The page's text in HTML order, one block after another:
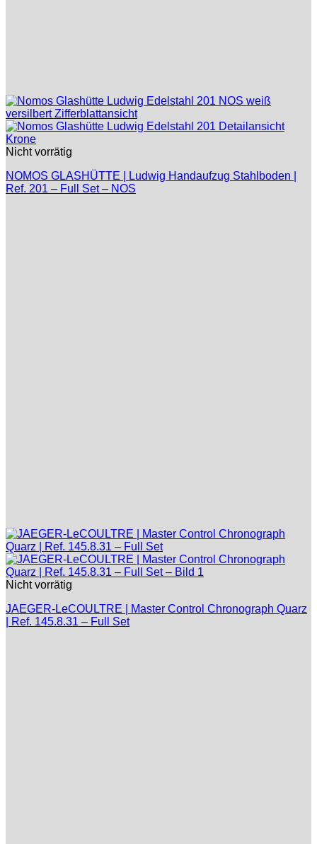
Nicht vorrätig
NOMOS GLASHÜTTE | Ludwig Handaufzug Stahlboden |
Ref. 201 – Full Set – NOS
Nicht vorrätig
JAEGER-LeCOULTRE | Master Control Chronograph Quarz
| Ref. 145.8.31 – Full Set